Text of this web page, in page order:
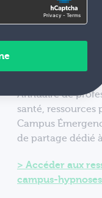
Annuaire de
santé, ressources
Campus
de partage dédié
Accéder aux
campus-